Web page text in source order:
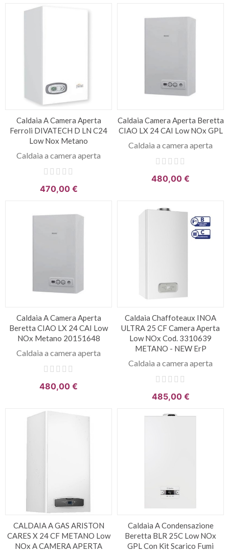
Caldaia A Camera Aperta
Ferroli DIVATECH D LN C24
Low Nox Metano
Caldaia a camera aperta
470,00 €
Caldaia Camera Aperta Beretta
CIAO LX 24 CAI Low NOx GPL
Caldaia a camera aperta
480,00 €
Caldaia A Camera Aperta
Beretta CIAO LX 24 CAI Low
NOx Metano 20151648
Caldaia a camera aperta
480,00 €
Caldaia Chaffoteaux INOA
ULTRA 25 CF Camera Aperta
Low NOx Cod. 3310639
METANO - NEW ErP
Caldaia a camera aperta
485,00 €
CALDAIA A GAS ARISTON
CARES X 24 CF METANO Low
NOx A CAMERA APERTA
Caldaia A Condensazione
Beretta BLR 25C Low NOx
GPL Con Kit Scarico Fumi